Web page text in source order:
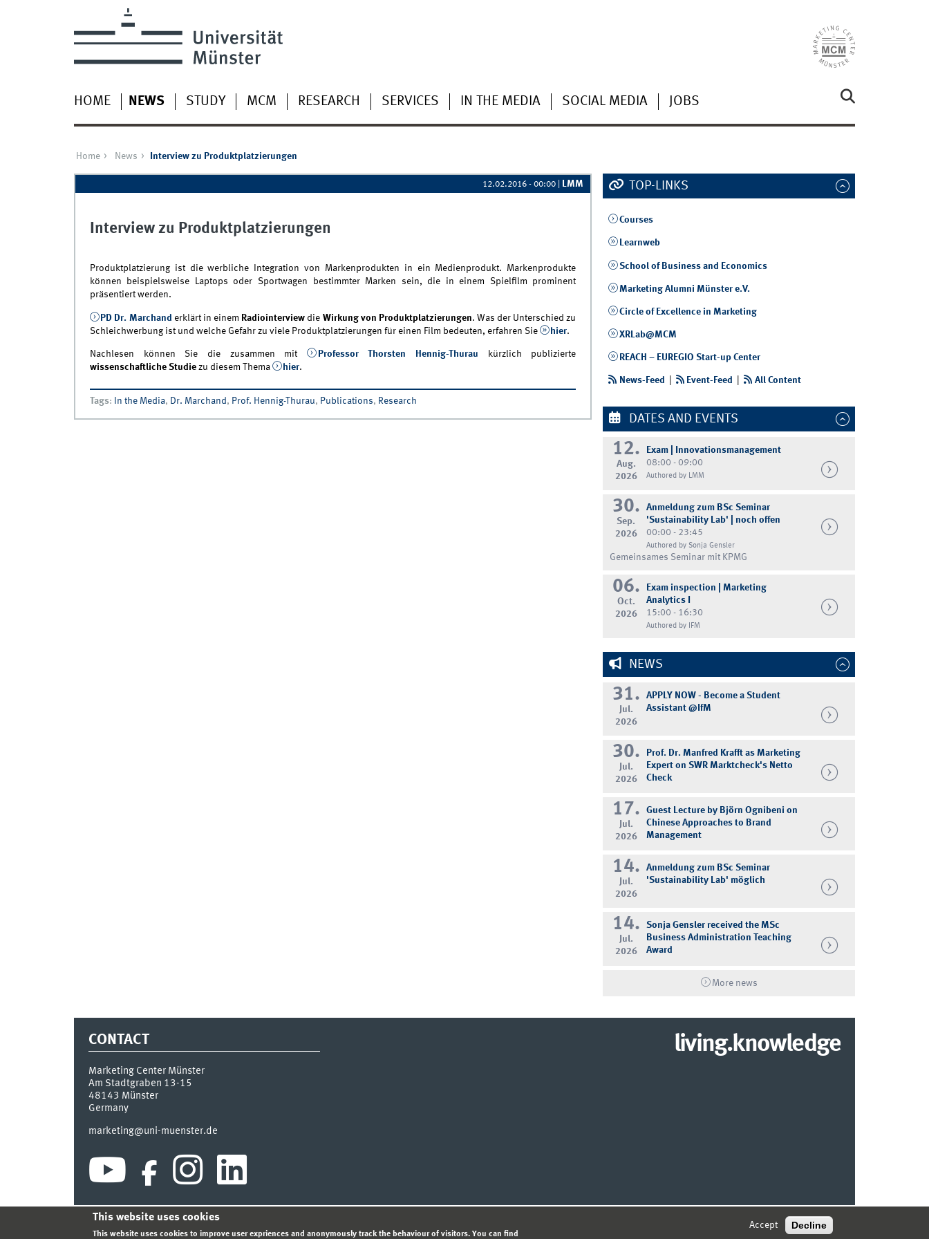
HOME NEWS STUDY MCM RESEARCH SERVICES IN THE MEDIA SOCIAL MEDIA JOBS
Home News Interview zu Produktplatzierungen
12.02.2016 - 00:00 LMM
Interview zu Produktplatzierungen
Produktplatzierung ist die werbliche Integration von Markenprodukten in ein Medienprodukt. Markenprodukte
können beispielsweise Laptops oder Sportwagen bestimmter Marken sein, die in einem Spielfilm prominent
präsentiert werden.
PD Dr. Marchand erklärt in einem Radiointerview die Wirkung von Produktplatzierungen. Was der Unterschied zu
Schleichwerbung ist und welche Gefahr zu viele Produktplatzierungen für einen Film bedeuten, erfahren Sie
hier.
Nachlesen können Sie die zusammen mit Professor Thorsten Hennig-Thurau kürzlich publizierte
wissenschaftliche Studiezu diesem Thema hier.
Tags: In the Media, Dr. Marchand, Prof. Hennig-Thurau, Publications, Research
TOP-LINKS
Courses
Learnweb
School of Business and Economics
Marketing Alumni Münster e.V.
Circle of Excellence in Marketing
XRLab@MCM
REACH – EUREGIO Start-up Center
News-Feed Event-Feed | All Content
DATES AND EVENTS
12.
Aug.
2026
Exam | Innovationsmanagement
08:00 - 09:00
Authored by LMM
30.
Sep.
2026
Anmeldung zum BSc Seminar
'Sustainability Lab' | noch offen
00:00 - 23:45
Authored by Sonja Gensler
Gemeinsames Seminar mit KPMG
06.
Oct.
2026
Exam inspection | Marketing
Analytics I
15:00 - 16:30
Authored by IFM
NEWS
31.
Jul.
2026
APPLY NOW - Become a Student
Assistant @IfM
30.
Jul.
2026
Prof. Dr. Manfred Krafft as Marketing
Expert on SWR Marktcheck's Netto
Check
17.
Jul.
2026
Guest Lecture by Björn Ognibeni on
Chinese Approaches to Brand
Management
14.
Jul.
2026
Anmeldung zum BSc Seminar
'Sustainability Lab' möglich
14.
Jul.
2026
Sonja Gensler received the MSc
Business Administration Teaching
Award
More news
CONTACT
Marketing Center Münster
Am Stadtgraben 13-15
48143 Münster
Germany
marketing@uni-muenster.de
living.knowledge
INDEX SITEMAP LOGIN LEGAL NOTICE © 2026 MARKETING CENTER MÜNSTER
This website uses cookies
This website uses cookies to improve user expriences and anonymously track the behaviour of visitors. You can find
Accept Decline